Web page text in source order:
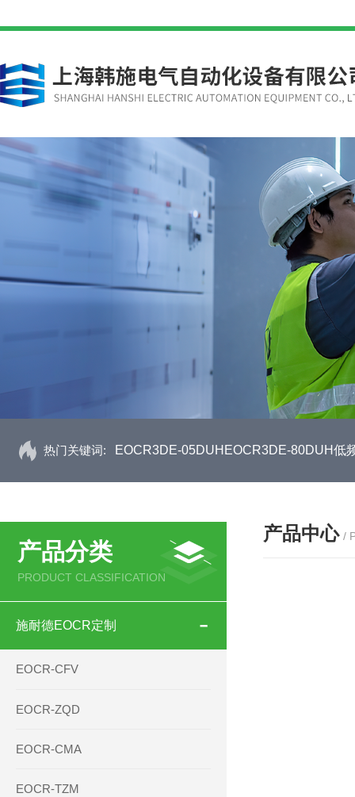
热门关键词: EOCR3DE-05DUHEOCR3DE-80DUH低
产品分类
PRODUCT CLASSIFICATION
施耐德EOCR定制
EOCR-CFV
EOCR-ZQD
EOCR-CMA
EOCR-TZM
产品中心 /